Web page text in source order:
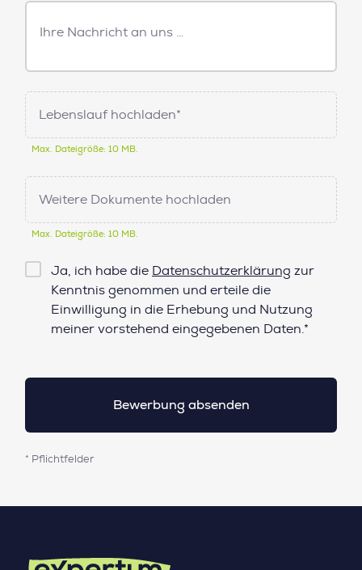
Freitext
Nachricht
Lebenslauf hochladen*
Max. Dateigröße: 10 MB.
Weitere Dokumente hochladen
Max. Dateigröße: 10 MB.
Checkbox
Datenschutz*
Ja, ich habe die Datenschutzerklärung zur
Kenntnis genommen und erteile die
Einwilligung in die Erhebung und Nutzung
meiner vorstehend eingegebenen Daten.*
* Pflichtfelder